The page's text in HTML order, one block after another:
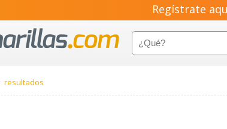
Regístrate
resultados